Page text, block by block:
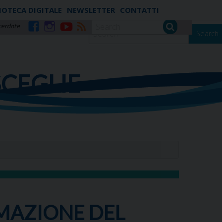
DIGITALE NEWSLETTER CONTATTI
Search
DEL